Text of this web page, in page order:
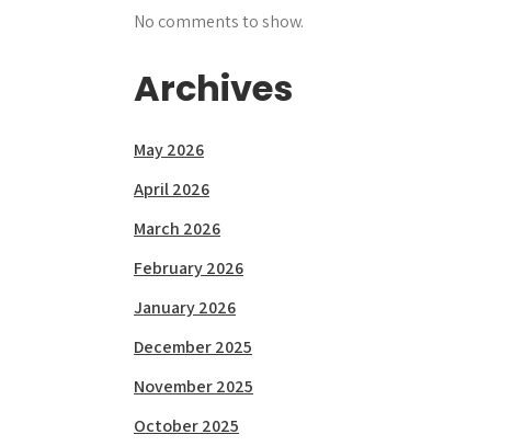
No comments to show.
Archives
May 2026
April 2026
March 2026
February 2026
January 2026
December 2025
November 2025
October 2025